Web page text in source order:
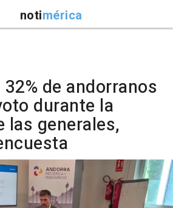
notimérica
de andorranos
durante la
las generales,